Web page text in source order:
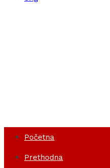
Početna
Prethodna